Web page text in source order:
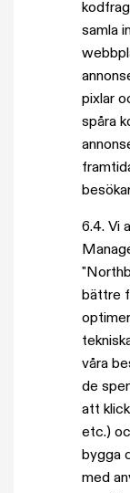
samla
pixlar
spåra
6.4. Vi
bättre
våra
de
att
etc.)
bygga
med